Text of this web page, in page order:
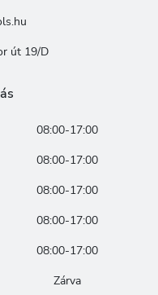
út 19/D
08:00-17:00
08:00-17:00
08:00-17:00
08:00-17:00
08:00-17:00
Zárva